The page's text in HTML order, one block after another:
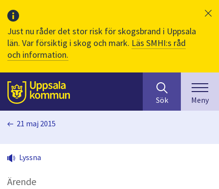
Just nu råder det stor risk för skogsbrand i Uppsala
län. Var försiktig i skog och mark. Läs SMHI:s råd
och information.
Till sidans
huvudinnehåll
efter
innehåll
på
Sök Meny
21 maj 2015
Lyssna
Ärende